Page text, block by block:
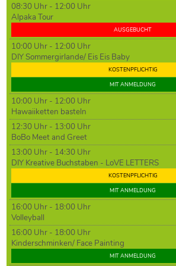
08:30 Uhr - 12:00 Uhr
Alpaka Tour
AUSGEBUCHT
10:00 Uhr - 12:00 Uhr
DIY Sommergirlande/ Eis Eis Baby
KOSTENPFLICHTIG
MIT ANMELDUNG
10:00 Uhr - 12:00 Uhr
Hawaiiketten basteln
12:30 Uhr - 13:00 Uhr
BoBo Meet and Greet
13:00 Uhr - 14:30 Uhr
DIY Kreative Buchstaben - LoVE LETTERS
KOSTENPFLICHTIG
MIT ANMELDUNG
16:00 Uhr - 18:00 Uhr
Volleyball
16:00 Uhr - 18:00 Uhr
Kinderschminken/ Face Painting
MIT ANMELDUNG